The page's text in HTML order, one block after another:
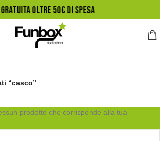
OLTRE 50€ DI SPESA
“casco”
prodotto che corrisponde alla tua